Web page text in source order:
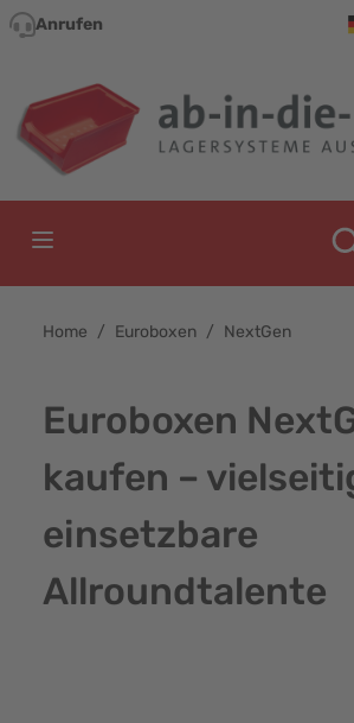
Direkt zum Inhalt
Anrufen
Home / Euroboxen / NextGen
Euroboxen
kaufen –
einsetzbare
Allroundtalente